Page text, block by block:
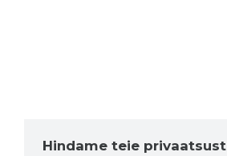
Hindame teie privaatsust